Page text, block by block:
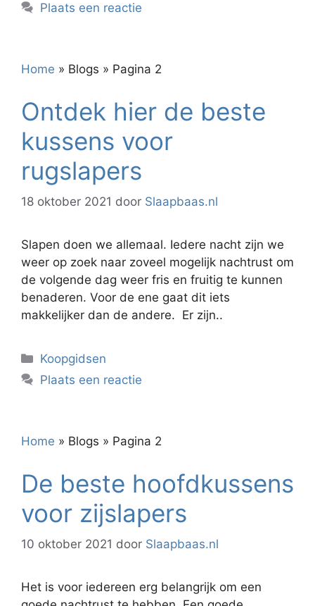
Plaats een reactie
Home » Blogs » Pagina 2
Ontdek hier de beste
kussens voor
rugslapers
18 oktober 2021 door Slaapbaas.nl
Slapen doen we allemaal. Iedere nacht zijn we
weer op zoek naar zoveel mogelijk nachtrust om
de volgende dag weer fris en fruitig te kunnen
benaderen. Voor de ene gaat dit iets
makkelijker dan de andere. Er zijn..
Categorieën
Koopgidsen
Plaats een reactie
Home » Blogs » Pagina 2
De beste hoofdkussens
voor zijslapers
10 oktober 2021 door Slaapbaas.nl
Het is voor iedereen erg belangrijk om een